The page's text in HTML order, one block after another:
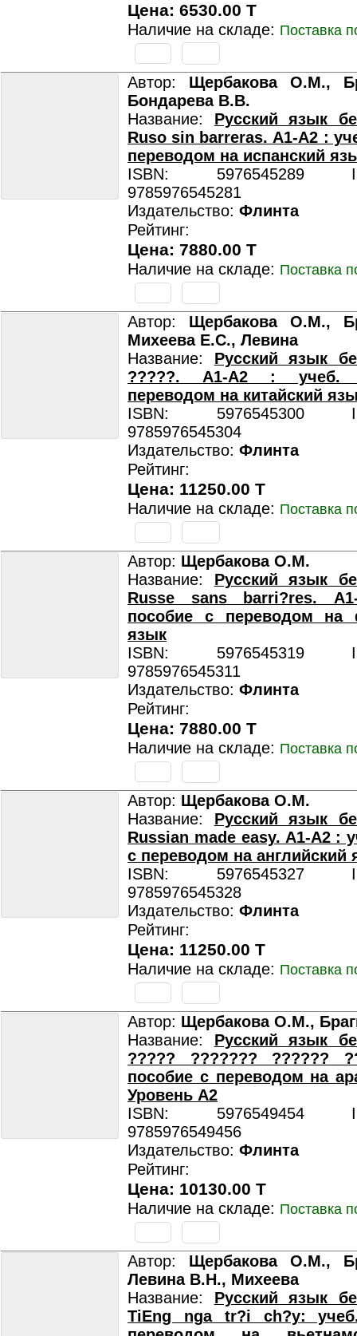
Цена: 6530.00 T
Наличие на складе: Поставка
Автор: Щербакова О.М.,
Бондарева В.В.
Название: Русский язык
Ruso sin barreras. А1-А2 :
переводом на испанский
ISBN: 5976545289
9785976545281
Издательство: Флинта
Рейтинг:
Цена: 7880.00 T
Наличие на складе: Поставка
Автор: Щербакова О.М.,
Михеева Е.С., Левина
Название: Русский язык
?????. А1-А2 : учеб.
переводом на китайский
ISBN: 5976545300
9785976545304
Издательство: Флинта
Рейтинг:
Цена: 11250.00 T
Наличие на складе: Поставка
Автор: Щербакова О.М.
Название: Русский язык
Russe sans barri?res.
пособие с переводом на
язык
ISBN: 5976545319
9785976545311
Издательство: Флинта
Рейтинг:
Цена: 7880.00 T
Наличие на складе: Поставка
Автор: Щербакова О.М.
Название: Русский язык
Russian made easy. A1-A2 :
с переводом на английский
ISBN: 5976545327
9785976545328
Издательство: Флинта
Рейтинг:
Цена: 11250.00 T
Наличие на складе: Поставка
Автор: Щербакова О.М.,
Название: Русский язык
????? ??????? ??????
пособие с переводом на
Уровень А2
ISBN: 5976549454
9785976549456
Издательство: Флинта
Рейтинг:
Цена: 10130.00 T
Наличие на складе: Поставка
Автор: Щербакова О.М.,
Левина В.Н., Михеева
Название: Русский язык
TiEng nga tr?i ch?у: